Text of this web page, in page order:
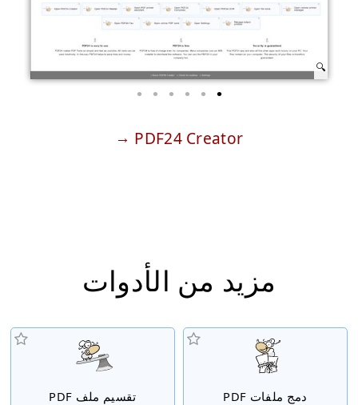
PDF24 Creator
مزيد من الأدوات
دمج ملفات PDF تقسيم ملف PDF